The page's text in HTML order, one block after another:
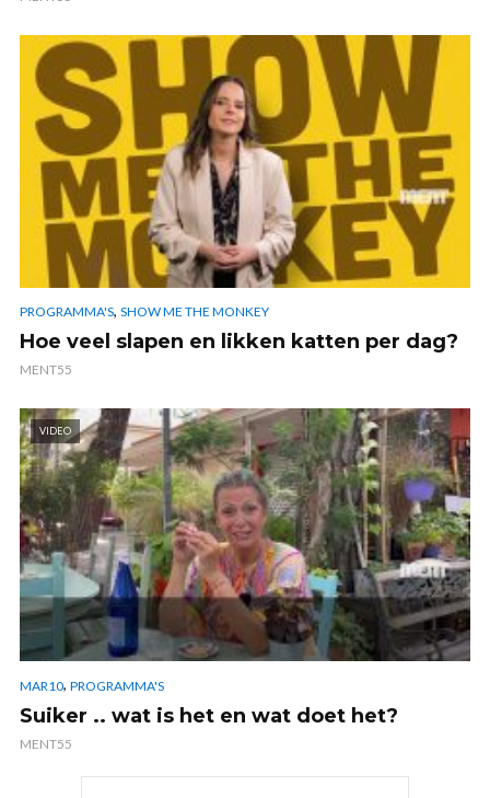
PROGRAMMA'S, SHOW ME THE MONKEY
Hoe veel slapen en likken katten per dag?
MENT55
VIDEO
MAR10, PROGRAMMA'S
Suiker .. wat is het en wat doet het?
MENT55